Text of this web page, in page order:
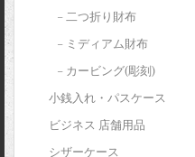
– 二つ折り財布
– ミディアム財布
– カービング(彫刻)
小銭入れ・パスケース
ビジネス 店舗用品
シザーケース